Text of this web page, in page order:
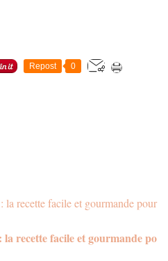
Repost 0
recette facile et gourmande po